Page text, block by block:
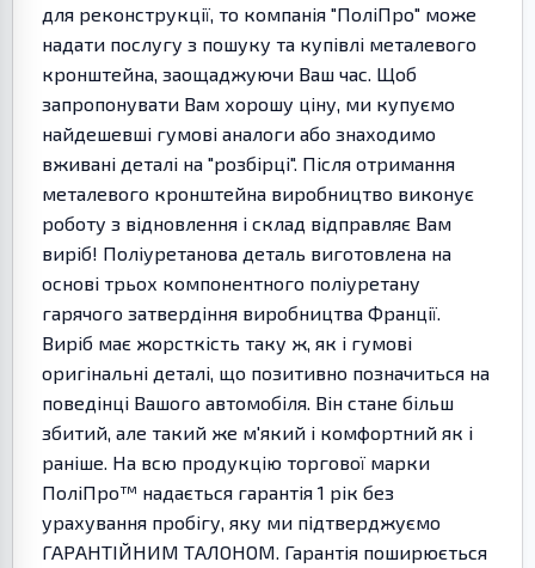
для реконструкції, то компанія "ПоліПро" може
надати послугу з пошуку та купівлі металевого
кронштейна, заощаджуючи Ваш час. Щоб
запропонувати Вам хорошу ціну, ми купуємо
найдешевші гумові аналоги або знаходимо
вживані деталі на "розбірці". Після отримання
металевого кронштейна виробництво виконує
роботу з відновлення і склад відправляє Вам
виріб! Поліуретанова деталь виготовлена на
основі трьох компонентного поліуретану
гарячого затвердіння виробництва Франції.
Виріб має жорсткість таку ж, як і гумові
оригінальні деталі, що позитивно позначиться на
поведінці Вашого автомобіля. Він стане більш
збитий, але такий же м'який і комфортний як і
раніше. На всю продукцію торгової марки
ПоліПро™ надається гарантія 1 рік без
урахування пробігу, яку ми підтверджуємо
ГАРАНТІЙНИМ ТАЛОНОМ. Гарантія поширюється